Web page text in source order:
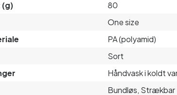
80
One size
PA (polyamid)
Sort
Håndvask i koldt
Bundløs, Strækbar